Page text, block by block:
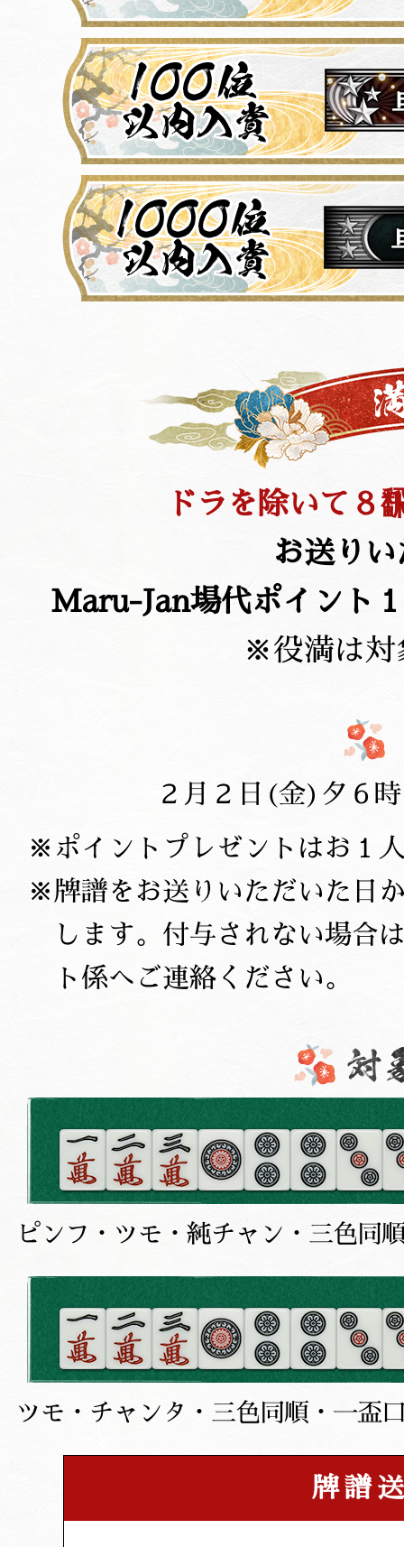
ドラを除いて８
お送り
Maru-Jan場代ポイント
※役満は対
２月２日(金)夕６
ポイントプレゼントはお１
牌譜をお送りいただいた日
します。付与されない場合
ト係へご連絡ください。
ピンフ・ツモ・純チャン・三色同
ツモ・チャンタ・三色同順・一盃
牌譜